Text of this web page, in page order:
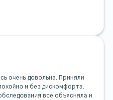
очень довольна. Приняли
и без дискомфорта.
все объясняла и